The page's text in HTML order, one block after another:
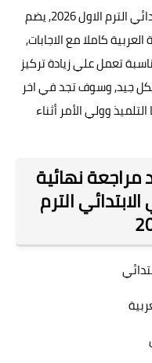
مراجعة كتاب السندباد عربي تانيه ابتدائي الترم الاول 2026, يضم
كاملا مع الاجابات,
تعمل علي زيادة تركيز
جيد, وسوف تجد في اخر
وولي الأمر أثناء
مراجعة نهائية
الترم